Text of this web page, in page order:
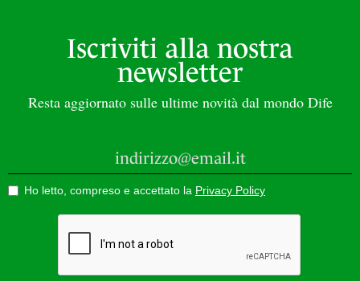
Iscriviti alla nostra
newsletter
Resta aggiornato sulle ultime novità dal mondo Dife
Ho letto, compreso e accettato la Privacy Policy